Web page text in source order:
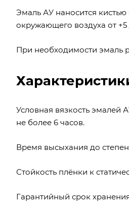
Эмаль АУ наносится
окружающего воздуха от +5
При необходимости эмаль
Условная вязкость эмалей
не более 6 часов.
Время высыхания до
Стойкость плёнки к
Гарантийный срок